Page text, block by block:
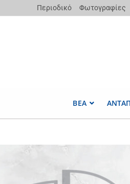
Περιοδικό Φωτογραφίες
ΒΕΑ